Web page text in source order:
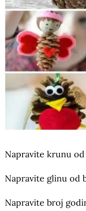
Napravite krunu od
Napravite glinu od
Napravite broj